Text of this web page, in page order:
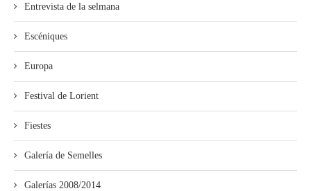
Entrevista de la selmana
Escéniques
Europa
Festival de Lorient
Fiestes
Galería de Semelles
Galerías 2008/2014